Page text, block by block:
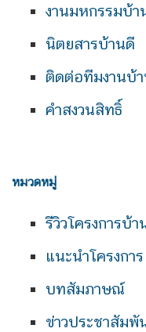
งานมหกรรมบ้า
นิตยสารบ้านดี
ติดต่อทีมงานบ้
คำสงวนสิทธิ์
หมวดหมู่
รีวิวโครงการบ้
แนะนำโครงการ
บทสัมภาษณ์
ข่าวประชาสัมพั